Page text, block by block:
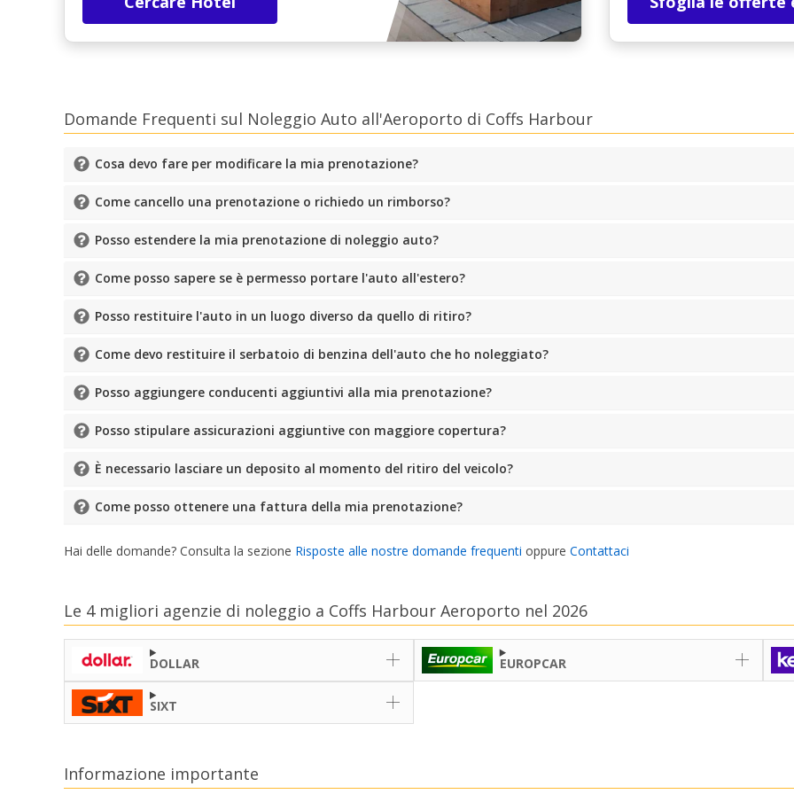
Domande Frequenti sul Noleggio Auto all'Aeroporto di Coffs Harbour
Cosa devo fare per modificare la mia prenotazione?
Come cancello una prenotazione o richiedo un rimborso?
Posso estendere la mia prenotazione di noleggio auto?
Come posso sapere se è permesso portare l'auto all'estero?
Posso restituire l'auto in un luogo diverso da quello di ritiro?
Come devo restituire il serbatoio di benzina dell'auto che ho noleggiato?
Posso aggiungere conducenti aggiuntivi alla mia prenotazione?
Posso stipulare assicurazioni aggiuntive con maggiore copertura?
È necessario lasciare un deposito al momento del ritiro del veicolo?
Come posso ottenere una fattura della mia prenotazione?
Hai delle domande? Consulta la sezione Risposte alle nostre domande frequenti oppure Contattaci
Le 4 migliori agenzie di noleggio a Coffs Harbour Aeroporto nel 2026
DOLLAR EUROPCAR
SIXT
Informazione importante